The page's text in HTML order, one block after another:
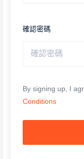
確認密碼
A
l
r
By signing up, I
Conditions